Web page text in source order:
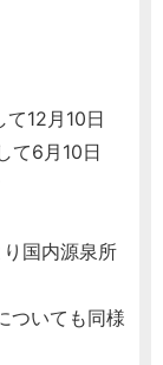
12月10日
月10日
国内源泉所
ついても同様